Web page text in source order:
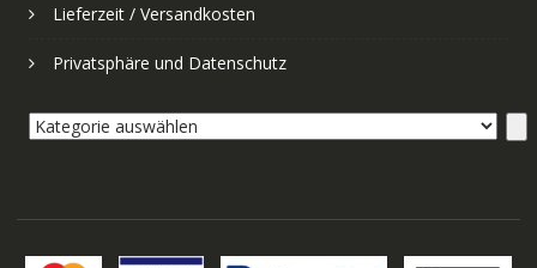
Lieferzeit / Versandkosten
Privatsphäre und Datenschutz
Kategorie